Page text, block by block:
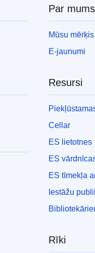
Par mums
Mūsu
E-jaunumi
Resursi
Cellar
ES lietotnes
ES
ES tīmekļa
Iestāžu
Rīki